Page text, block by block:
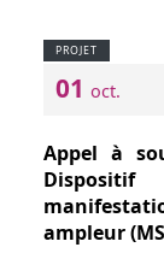
PROJET
01 oct.
Appel à
ampleur